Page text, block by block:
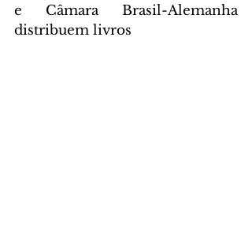
e Câmara Brasil-Alemanha
distribuem livros